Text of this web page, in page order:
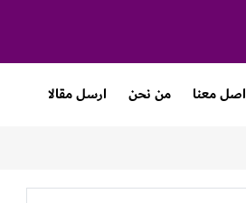
معنا من نحن ارسل مقالا